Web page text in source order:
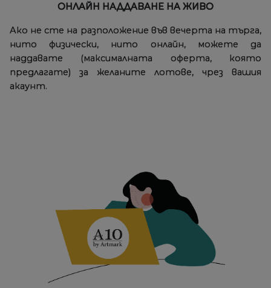
ОНЛАЙН НАДДАВАНЕ НА ЖИВО
Ако не сте на разположение във вечерта на търга,
нито физически, нито онлайн, можете да
наддавате (максималната оферта, която
предлагате) за желаните лотове, чрез вашия
акаунт.